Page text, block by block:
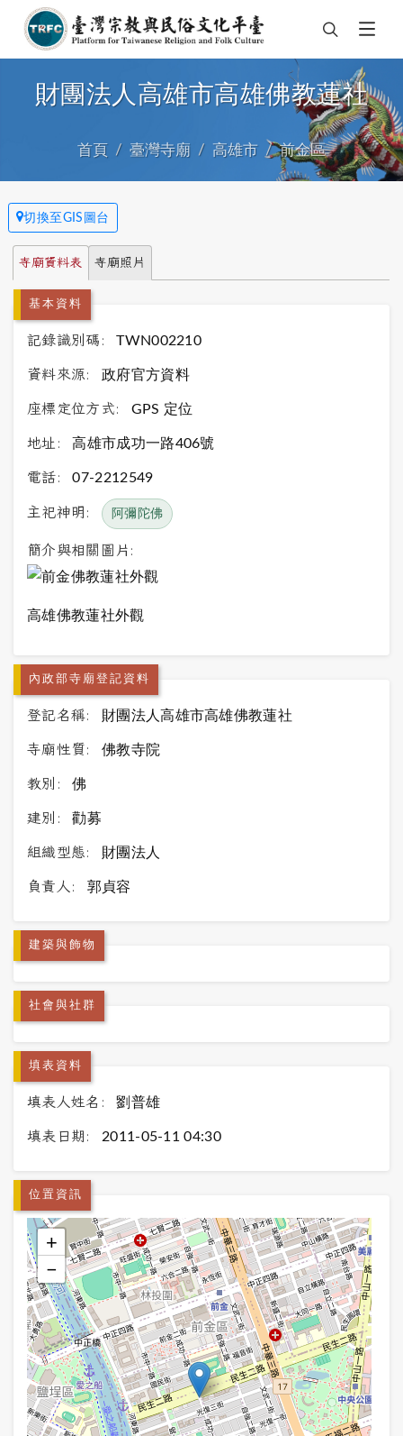
財團法人高雄市高雄佛教蓮社
首頁 臺灣寺廟 高雄市 前金區
切換至GIS圖台
寺廟資料表 寺廟照片
基本資料
記錄識別碼: TWN002210
資料來源: 政府官方資料
座標定位方式: GPS 定位
地址: 高雄市成功一路406號
電話: 07-2212549
主祀神明: 阿彌陀佛
簡介與相關圖片:
高雄佛教蓮社外觀
內政部寺廟登記資料
登記名稱: 財團法人高雄市高雄佛教蓮社
寺廟性質: 佛教寺院
教別: 佛
建別: 勸募
組織型態: 財團法人
負責人: 郭貞容
建築與飾物
社會與社群
填表資料
填表人姓名: 劉普雄
填表日期: 2011-05-11 04:30
位置資訊
+
−